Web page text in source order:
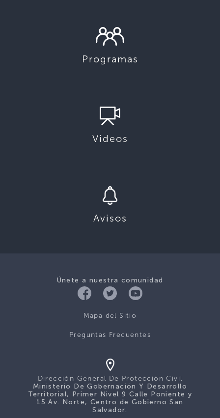
Programas
Videos
Avisos
Únete a nuestra comunidad
Mapa del Sitio
Preguntas Frecuentes
Dirección General De Protección Civil
Ministerio De Gobernación Y Desarrollo
Territorial, Primer Nivel 9 Calle Poniente y
15 Av. Norte, Centro de Gobierno San
Salvador.